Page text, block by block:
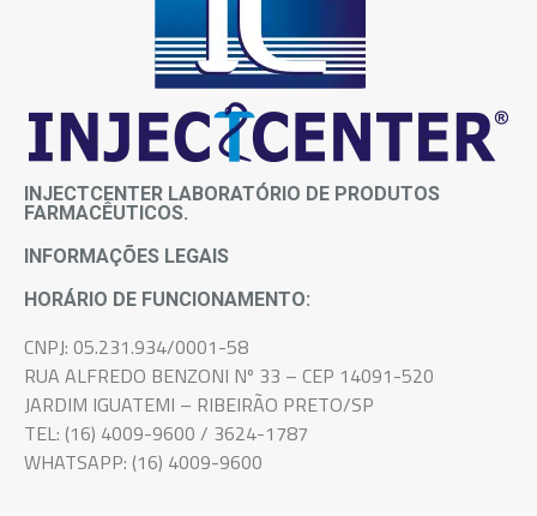
INJECTCENTER LABORATÓRIO DE PRODUTOS
FARMACÊUTICOS.
INFORMAÇÕES LEGAIS
HORÁRIO DE FUNCIONAMENTO:
CNPJ: 05.231.934/0001-58
RUA ALFREDO BENZONI Nº 33 – CEP 14091-520
JARDIM IGUATEMI – RIBEIRÃO PRETO/SP
TEL: (16) 4009-9600 / 3624-1787
WHATSAPP: (16) 4009-9600